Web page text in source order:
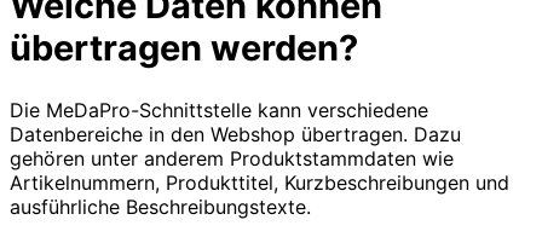
übertragen werden?
Die MeDaPro-Schnittstelle kann verschiedene
Datenbereiche in den Webshop übertragen. Dazu
gehören unter anderem Produktstammdaten wie
Artikelnummern, Produkttitel, Kurzbeschreibungen und
ausführliche Beschreibungstexte.